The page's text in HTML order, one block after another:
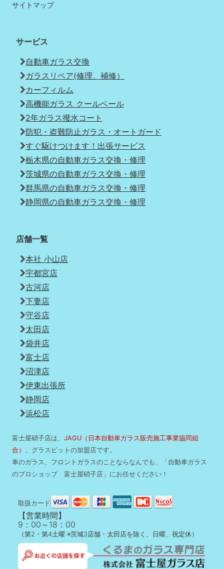
サイトマップ
サービス
自動車ガラス交換
ガラスリペア(修理、補修）
カーフィルム
高機能ガラス クールベール
2年ガラス撥水コート
防犯・盗難防止ガラス・オートガード
すぐ駆けつけます！出張サービス
栃木県の自動車ガラス交換・修理
茨城県の自動車ガラス交換・修理
群馬県の自動車ガラス交換・修理
静岡県の自動車ガラス交換・修理
店舗一覧
本社 小山店
宇都宮店
古河店
下妻店
守谷店
太田店
袋井店
富士店
沼津店
伊東出張所
静岡店
浜松店
富士屋硝子店は、 JAGU（日本自動車ガラス販売施工事業協同組
合） 、グラスピットの加盟店です。
車のガラス、フロントガラスのことならなんでも、「自動車ガラス
のプロショップ 富士屋硝子店」にお任せください！
取扱カード
【営業時間】
9：00～18：00
（第2・第4土曜 ※茨城3店舗・太田店を除く、日曜、祝定休）